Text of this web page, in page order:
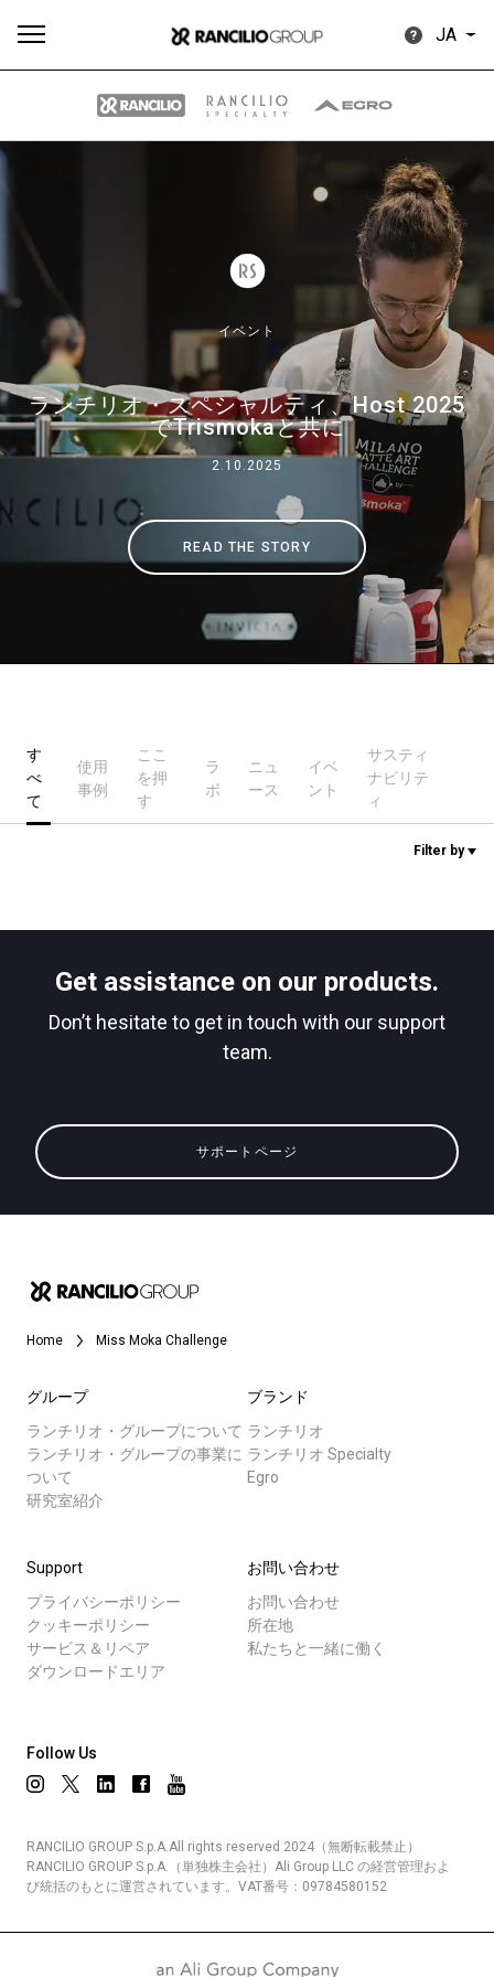
JA
イベント
ランチリオ・スペシャルティ、Host 2025
でTrismokaと共に
2.10.2025
READ THE STORY
す
べ
て
使用
事例
ここ
を押
す
ラ
ボ
ニュ
ース
イベ
ント
サスティ
ナビリテ
ィ
Filter by
Get assistance on our products.
Don’t hesitate to get in touch with our support
team.
サポートページ
Home Miss Moka Challenge
グループ
ランチリオ・グループについて
ランチリオ・グループの事業に
ついて
研究室紹介
ブランド
ランチリオ
ランチリオ Specialty
Egro
Support
プライバシーポリシー
クッキーポリシー
サービス＆リペア
ダウンロードエリア
お問い合わせ
お問い合わせ
所在地
私たちと一緒に働く
Follow Us
RANCILIO GROUP S.p.A.All rights reserved 2024（無断転載禁止）
RANCILIO GROUP S.p.A.（単独株主会社）Ali Group LLC の経営管理およ
び統括のもとに運営されています。VAT番号：09784580152
もっ
と見
る
Our brands
グループ
ニュース
サスティナビリティ
プライバシーポリシー